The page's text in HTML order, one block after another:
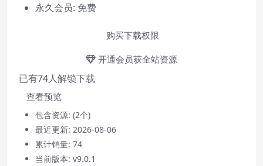
Video Player is loading.
Play
Video
Play
Duration0:00
Loaded
Stream Type
永久会员: 免费
购买下载权限
开通会员获全站资源
已有74人解锁下载
查看预览
包含资源: (2个)
最近更新: 2026-08-06
累计销量: 74
当前版本: v9.0.1